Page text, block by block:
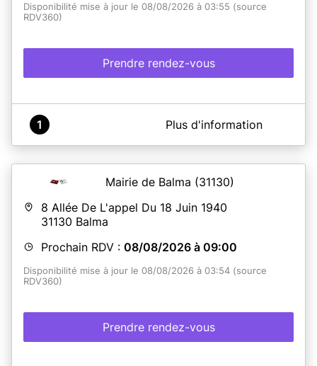
Disponibilité mise à jour le 08/08/2026 à 03:55 (source
RDV360)
Prendre rendez-vous
A propos de COMMUNE DE SALLES CURAN
Carte d'identité délivrée après 2014 la validité est de 15
ans (en France)- Pour les mineurs la validité est de 10
ans qu'elle que soit la date de délivrance. Il est
recommandé d'effectuer une pré-demande en ligne sur
le site ANTS (en cliquant sur le lien suivant) à défaut
vous pouvez compléter un cerfa que vous trouverez en
1 Plus d'information
Mairie de Balma (31130)
8 Allée De L'appel Du 18 Juin 1940
31130 Balma
Prochain RDV : 08/08/2026 à 09:00
Disponibilité mise à jour le 08/08/2026 à 03:54 (source
RDV360)
Prendre rendez-vous